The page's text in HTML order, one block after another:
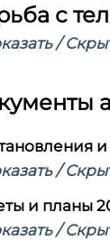
с
/
/
и планы
/